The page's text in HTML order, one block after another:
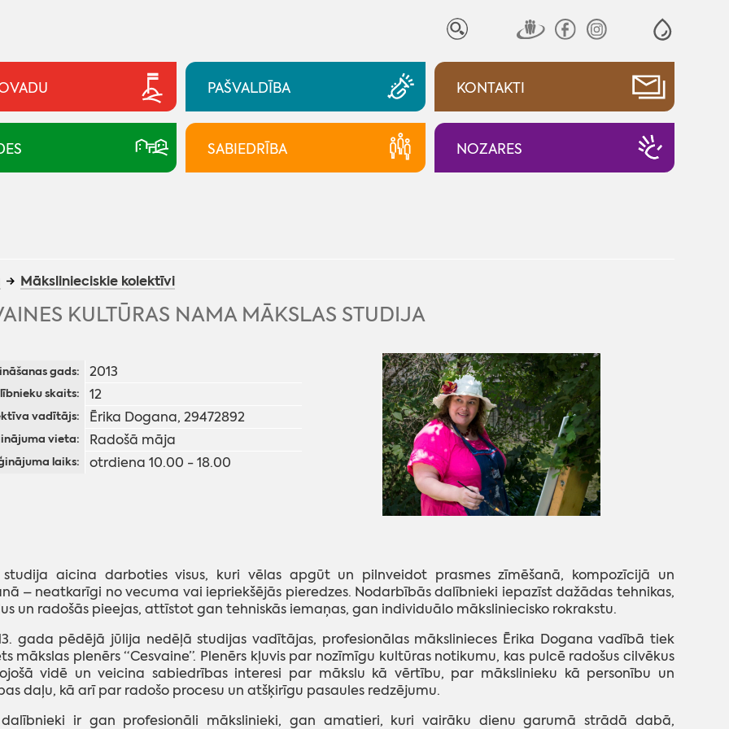
PAŠVALDĪBA KONTAKTI
SABIEDRĪBA NOZARES
Mākslinieciskie kolektīvi
KULTŪRAS NAMA MĀKSLAS STUDIJA
gads: 2013
skaits: 12
vadītājs: Ērika Dogana, 29472892
vieta: Radošā māja
laiks: otrdiena 10.00 - 18.00
studija aicina darboties visus, kuri vēlas apgūt un pilnveidot prasmes zīmēšanā, kompozīcijā un
– neatkarīgi no vecuma vai iepriekšējās pieredzes. Nodarbībās dalībnieki iepazīst dažādas tehnikas,
un radošās pieejas, attīstot gan tehniskās iemaņas, gan individuālo māksliniecisko rokrakstu.
gada pēdējā jūlija nedēļā studijas vadītājas, profesionālas mākslinieces Ērika Dogana vadībā tiek
mākslas plenērs “Cesvaine”. Plenērs kļuvis par nozīmīgu kultūras notikumu, kas pulcē radošus cilvēkus
vidē un veicina sabiedrības interesi par mākslu kā vērtību, par mākslinieku kā personību un
daļu, kā arī par radošo procesu un atšķirīgu pasaules redzējumu.
dalībnieki ir gan profesionāli mākslinieki, gan amatieri, kuri vairāku dienu garumā strādā dabā,